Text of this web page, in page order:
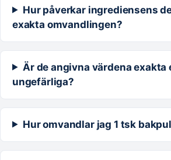
Hur påverkar ingrediensens
exakta omvandlingen?
Är de angivna värdena exakta
ungefärliga?
Hur omvandlar jag 1 tsk